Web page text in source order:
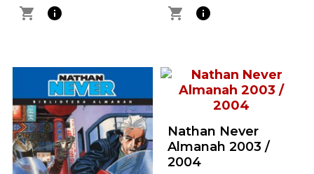
shopping_cart
info
shopping_cart
info
Nathan Never
Almanah 2003 /
2004